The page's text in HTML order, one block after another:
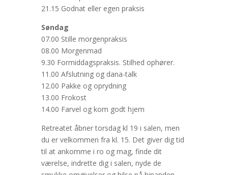
21.15 Godnat eller egen praksis
Søndag
07.00 Stille morgenpraksis
08.00 Morgenmad
9.30 Formiddagspraksis. Stilhed ophører.
11.00 Afslutning og dana-talk
12.00 Pakke og oprydning
13.00 Frokost
14.00 Farvel og kom godt hjem
Retreatet åbner torsdag kl 19 i salen, men
du er velkommen fra kl. 15. Det giver dig tid
til at ankomme i ro og mag, finde dit
værelse, indrette dig i salen, nyde de